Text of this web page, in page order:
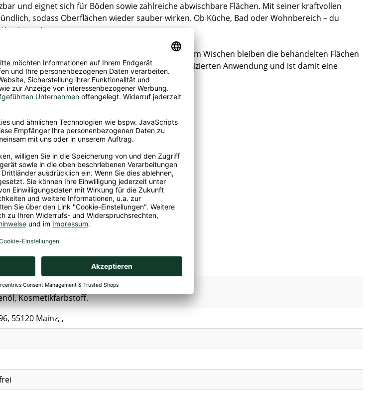
und eignet sich für Böden sowie zahlreiche abwischbare Flächen. Mit seiner kraftvollen
sodass Oberflächen wieder sauber wirken. Ob Küche, Bad oder Wohnbereich – du
integrieren.
Raum eine angenehme Frische verleiht. Nach dem Wischen bleiben die behandelten Flächen
zuverlässige Sauberkeit mit einer unkomplizierten Anwendung und ist damit eine
gut abspülen.
Tenside, Seife, Duftstoffe.
Kosmetikfarbstoff.
55120 Mainz, ,